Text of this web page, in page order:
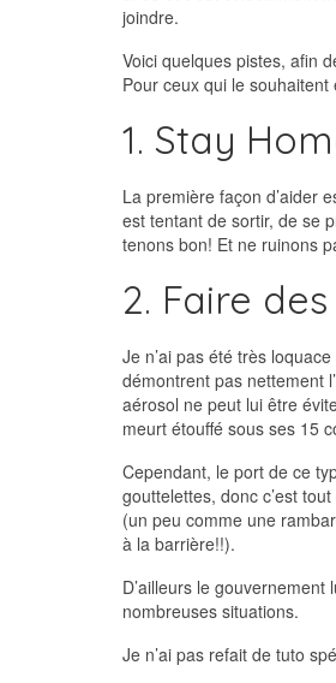
joindre.
Voici quelques pistes, afin
Pour ceux qui le souhaitent
1. Stay
La première façon d’aider
est tentant de sortir, de se
tenons bon! Et ne ruinons
2. Faire
Je n’ai pas été très
démontrent pas nettement
aérosol ne peut lui être
meurt étouffé sous ses 15
Cependant, le port de ce
gouttelettes, donc c’est
(un peu comme une
à la barrière!!).
D’ailleurs le
nombreuses situations.
Je n’ai pas refait de tuto